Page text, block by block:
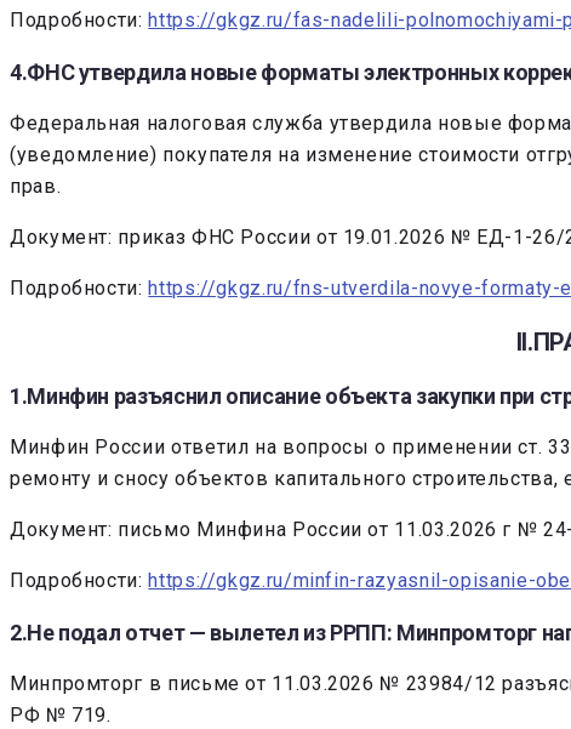
Подробности:https://gkgz.ru/fas-nadelili-
4.ФНС утвердила новые форматы электронных
Федеральная налоговая служба утвердила новые
(уведомление) покупателя на изменение стоимости
прав.
Документ: приказ ФНС России от 19.01.2026 № ЕД-1-26/
Подробности:https://gkgz.ru/fns-utverdila-novye-formaty-
1.Минфин разъяснил описание объекта закупки при
Минфин России ответил на вопросы о применении ст.
ремонту и сносу объектов капитального
Документ: письмо Минфина России от 11.03.2026 г №
Подробности: https://gkgz.ru/minfin-razyasnil-opisanie-
2.Не подал отчет — вылетел из РРПП: Минпромторг
Минпромторг в письме от 11.03.2026 № 23984/12
РФ № 719.